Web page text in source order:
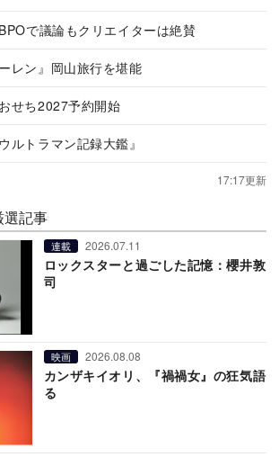
で議論もクリエイターは絶賛
レン』岡山旅行を堪能
せち2027予約開始
ルトラマン記録大鑑』
17:17更新
選記事
連載 2026.07.11
ロックスターと過ごした記憶：櫻井敦
司
映画 2026.08.08
カンザキイオリ、『禍禍女』の狂気語
る